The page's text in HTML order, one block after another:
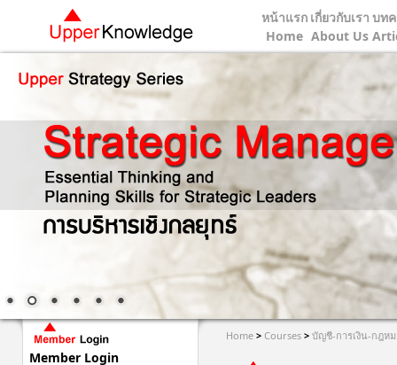
หน้าแรก
Home
เกี่ยวกับเรา
About Us
บท
Member Login
Home > Courses > บัญชี-การเงิน-กฎห